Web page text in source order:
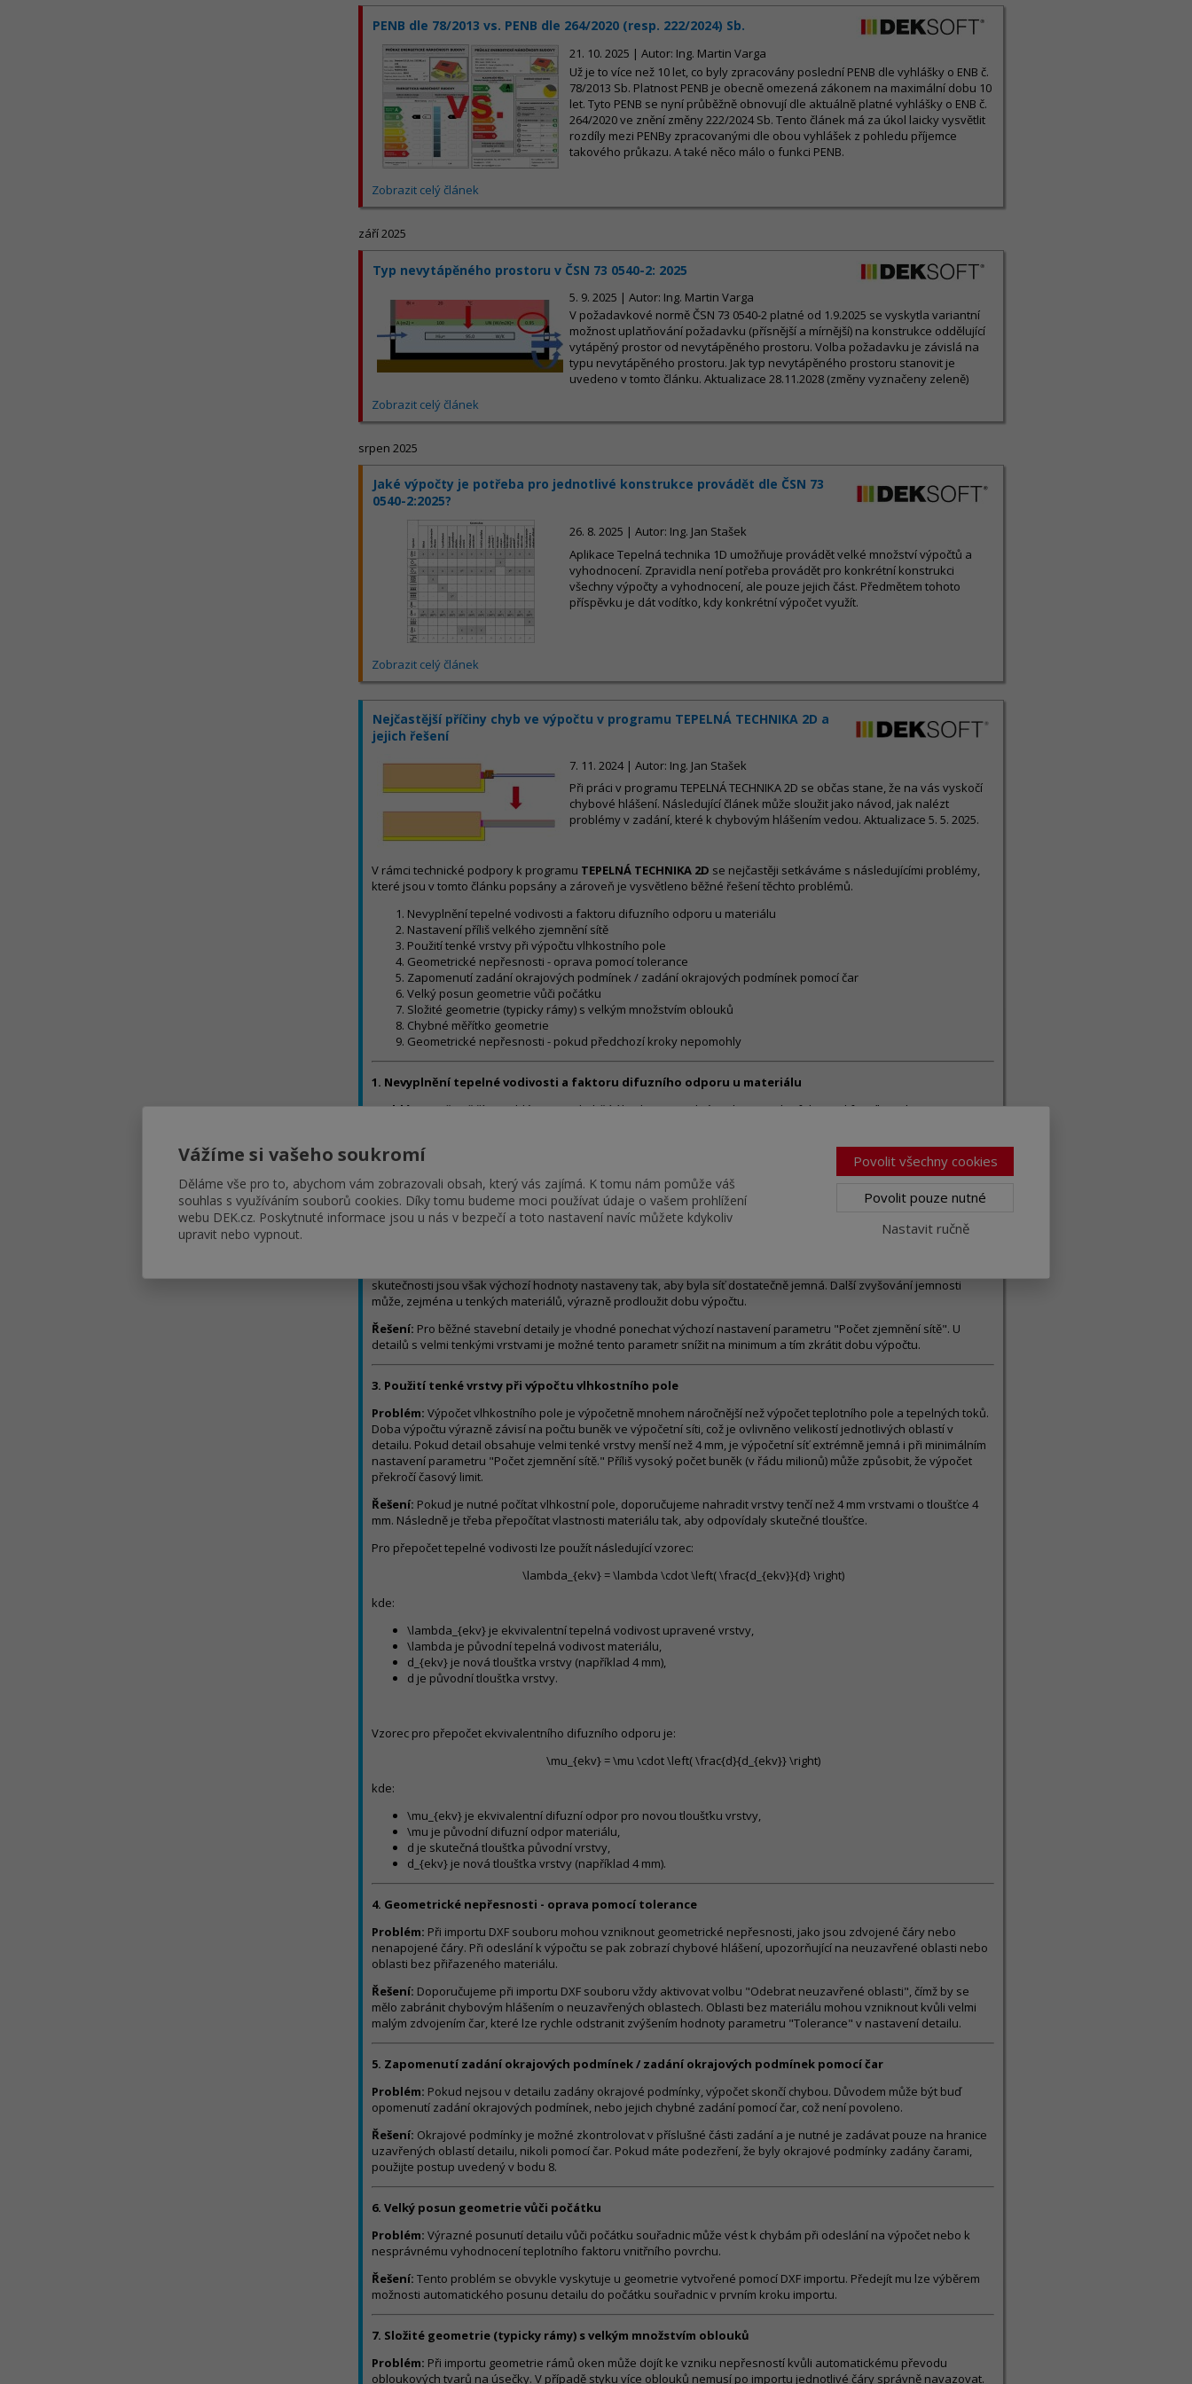
Vážíme si vašeho soukromí
Děláme vše pro to, abychom vám zobrazovali obsah, který vás zajímá. K tomu nám pomůže váš
souhlas s využíváním souborů cookies. Díky tomu budeme moci používat údaje o vašem prohlížení
webu DEK.cz. Poskytnuté informace jsou u nás v bezpečí a toto nastavení navíc můžete kdykoliv
upravit nebo vypnout.
Povolit všechny cookies
Povolit pouze nutné
Nastavit ručně
PENB dle 78/2013 vs. PENB dle 264/2020 (resp. 222/2024) Sb.
21. 10. 2025 | Autor: Ing. Martin Varga
Už je to více než 10 let, co byly zpracovány poslední PENB dle vyhlášky o ENB č.
78/2013 Sb. Platnost PENB je obecně omezená zákonem na maximální dobu 10
let. Tyto PENB se nyní průběžně obnovují dle aktuálně platné vyhlášky o ENB č.
264/2020 ve znění změny 222/2024 Sb. Tento článek má za úkol laicky vysvětlit
rozdíly mezi PENBy zpracovanými dle obou vyhlášek z pohledu příjemce
takového průkazu. A také něco málo o funkci PENB.
Zobrazit celý článek
září 2025
Typ nevytápěného prostoru v ČSN 73 0540-2: 2025
5. 9. 2025 | Autor: Ing. Martin Varga
V požadavkové normě ČSN 73 0540-2 platné od 1.9.2025 se vyskytla variantní
možnost uplatňování požadavku (přísnější a mírnější) na konstrukce oddělující
vytápěný prostor od nevytápěného prostoru. Volba požadavku je závislá na
typu nevytápěného prostoru. Jak typ nevytápěného prostoru stanovit je
uvedeno v tomto článku. Aktualizace 28.11.2028 (změny vyznačeny zeleně)
Zobrazit celý článek
srpen 2025
Jaké výpočty je potřeba pro jednotlivé konstrukce provádět dle ČSN 73
0540-2:2025?
26. 8. 2025 | Autor: Ing. Jan Stašek
Aplikace Tepelná technika 1D umožňuje provádět velké množství výpočtů a
vyhodnocení. Zpravidla není potřeba provádět pro konkrétní konstrukci
všechny výpočty a vyhodnocení, ale pouze jejich část. Předmětem tohoto
příspěvku je dát vodítko, kdy konkrétní výpočet využít.
Zobrazit celý článek
Nejčastější příčiny chyb ve výpočtu v programu TEPELNÁ TECHNIKA 2D a
jejich řešení
7. 11. 2024 | Autor: Ing. Jan Stašek
Při práci v programu TEPELNÁ TECHNIKA 2D se občas stane, že na vás vyskočí
chybové hlášení. Následující článek může sloužit jako návod, jak nalézt
problémy v zadání, které k chybovým hlášením vedou. Aktualizace 5. 5. 2025.
V rámci technické podpory k programu TEPELNÁ TECHNIKA 2D se nejčastěji setkáváme s následujícími problémy,
které jsou v tomto článku popsány a zároveň je vysvětleno běžné řešení těchto problémů.
Nevyplnění tepelné vodivosti a faktoru difuzního odporu u materiálu
Nastavení příliš velkého zjemnění sítě
Použití tenké vrstvy při výpočtu vlhkostního pole
Geometrické nepřesnosti - oprava pomocí tolerance
Zapomenutí zadání okrajových podmínek / zadání okrajových podmínek pomocí čar
Velký posun geometrie vůči počátku
Složité geometrie (typicky rámy) s velkým množstvím oblouků
Chybné měřítko geometrie
Geometrické nepřesnosti - pokud předchozí kroky nepomohly
1. Nevyplnění tepelné vodivosti a faktoru difuzního odporu u materiálu
Problém:Nejčastějším problémem je chybějící hodnota tepelné vodivosti nebo faktoru difuzního odporu u
počítáte pouze teplotní pole.
Řešení:Doplnění chybějících hodnot. Pokud nepočítáte vlhkostní pole, můžete zadat libovolnou hodnotu faktoru
difuzního odporu.
skutečnosti jsou však výchozí hodnoty nastaveny tak, aby byla síť dostatečně jemná. Další zvyšování jemnosti
může, zejména u tenkých materiálů, výrazně prodloužit dobu výpočtu.
Řešení: Pro běžné stavební detaily je vhodné ponechat výchozí nastavení parametru "Počet zjemnění sítě". U
detailů s velmi tenkými vrstvami je možné tento parametr snížit na minimum a tím zkrátit dobu výpočtu.
3. Použití tenké vrstvy při výpočtu vlhkostního pole
Problém: Výpočet vlhkostního pole je výpočetně mnohem náročnější než výpočet teplotního pole a tepelných toků.
Doba výpočtu výrazně závisí na počtu buněk ve výpočetní síti, což je ovlivněno velikostí jednotlivých oblastí v
detailu. Pokud detail obsahuje velmi tenké vrstvy menší než 4 mm, je výpočetní síť extrémně jemná i při minimálním
nastavení parametru "Počet zjemnění sítě." Příliš vysoký počet buněk (v řádu milionů) může způsobit, že výpočet
překročí časový limit.
Řešení: Pokud je nutné počítat vlhkostní pole, doporučujeme nahradit vrstvy tenčí než 4 mm vrstvami o tloušťce 4
mm. Následně je třeba přepočítat vlastnosti materiálu tak, aby odpovídaly skutečné tloušťce.
Pro přepočet tepelné vodivosti lze použít následující vzorec:
\lambda_{ekv} = \lambda \cdot \left( \frac{d_{ekv}}{d} \right)
kde:
\lambda_{ekv} je ekvivalentní tepelná vodivost upravené vrstvy,
\lambda je původní tepelná vodivost materiálu,
d_{ekv} je nová tloušťka vrstvy (například 4 mm),
d je původní tloušťka vrstvy.
Vzorec pro přepočet ekvivalentního difuzního odporu je:
\mu_{ekv} = \mu \cdot \left( \frac{d}{d_{ekv}} \right)
kde:
\mu_{ekv} je ekvivalentní difuzní odpor pro novou tloušťku vrstvy,
\mu je původní difuzní odpor materiálu,
d je skutečná tloušťka původní vrstvy,
d_{ekv} je nová tloušťka vrstvy (například 4 mm).
4. Geometrické nepřesnosti - oprava pomocí tolerance
Problém: Při importu DXF souboru mohou vzniknout geometrické nepřesnosti, jako jsou zdvojené čáry nebo
nenapojené čáry. Při odeslání k výpočtu se pak zobrazí chybové hlášení, upozorňující na neuzavřené oblasti nebo
oblasti bez přiřazeného materiálu.
Řešení: Doporučujeme při importu DXF souboru vždy aktivovat volbu "Odebrat neuzavřené oblasti", čímž by se
mělo zabránit chybovým hlášením o neuzavřených oblastech. Oblasti bez materiálu mohou vzniknout kvůli velmi
malým zdvojením čar, které lze rychle odstranit zvýšením hodnoty parametru "Tolerance" v nastavení detailu.
5. Zapomenutí zadání okrajových podmínek / zadání okrajových podmínek pomocí čar
Problém: Pokud nejsou v detailu zadány okrajové podmínky, výpočet skončí chybou. Důvodem může být buď
opomenutí zadání okrajových podmínek, nebo jejich chybné zadání pomocí čar, což není povoleno.
Řešení: Okrajové podmínky je možné zkontrolovat v příslušné části zadání a je nutné je zadávat pouze na hranice
uzavřených oblastí detailu, nikoli pomocí čar. Pokud máte podezření, že byly okrajové podmínky zadány čarami,
použijte postup uvedený v bodu 8.
6. Velký posun geometrie vůči počátku
Problém: Výrazné posunutí detailu vůči počátku souřadnic může vést k chybám při odeslání na výpočet nebo k
nesprávnému vyhodnocení teplotního faktoru vnitřního povrchu.
Řešení: Tento problém se obvykle vyskytuje u geometrie vytvořené pomocí DXF importu. Předejít mu lze výběrem
možnosti automatického posunu detailu do počátku souřadnic v prvním kroku importu.
7. Složité geometrie (typicky rámy) s velkým množstvím oblouků
Problém: Při importu geometrie rámů oken může dojít ke vzniku nepřesností kvůli automatickému převodu
obloukových tvarů na úsečky. V případě styku více oblouků nemusí po importu jednotlivé čáry správně navazovat.